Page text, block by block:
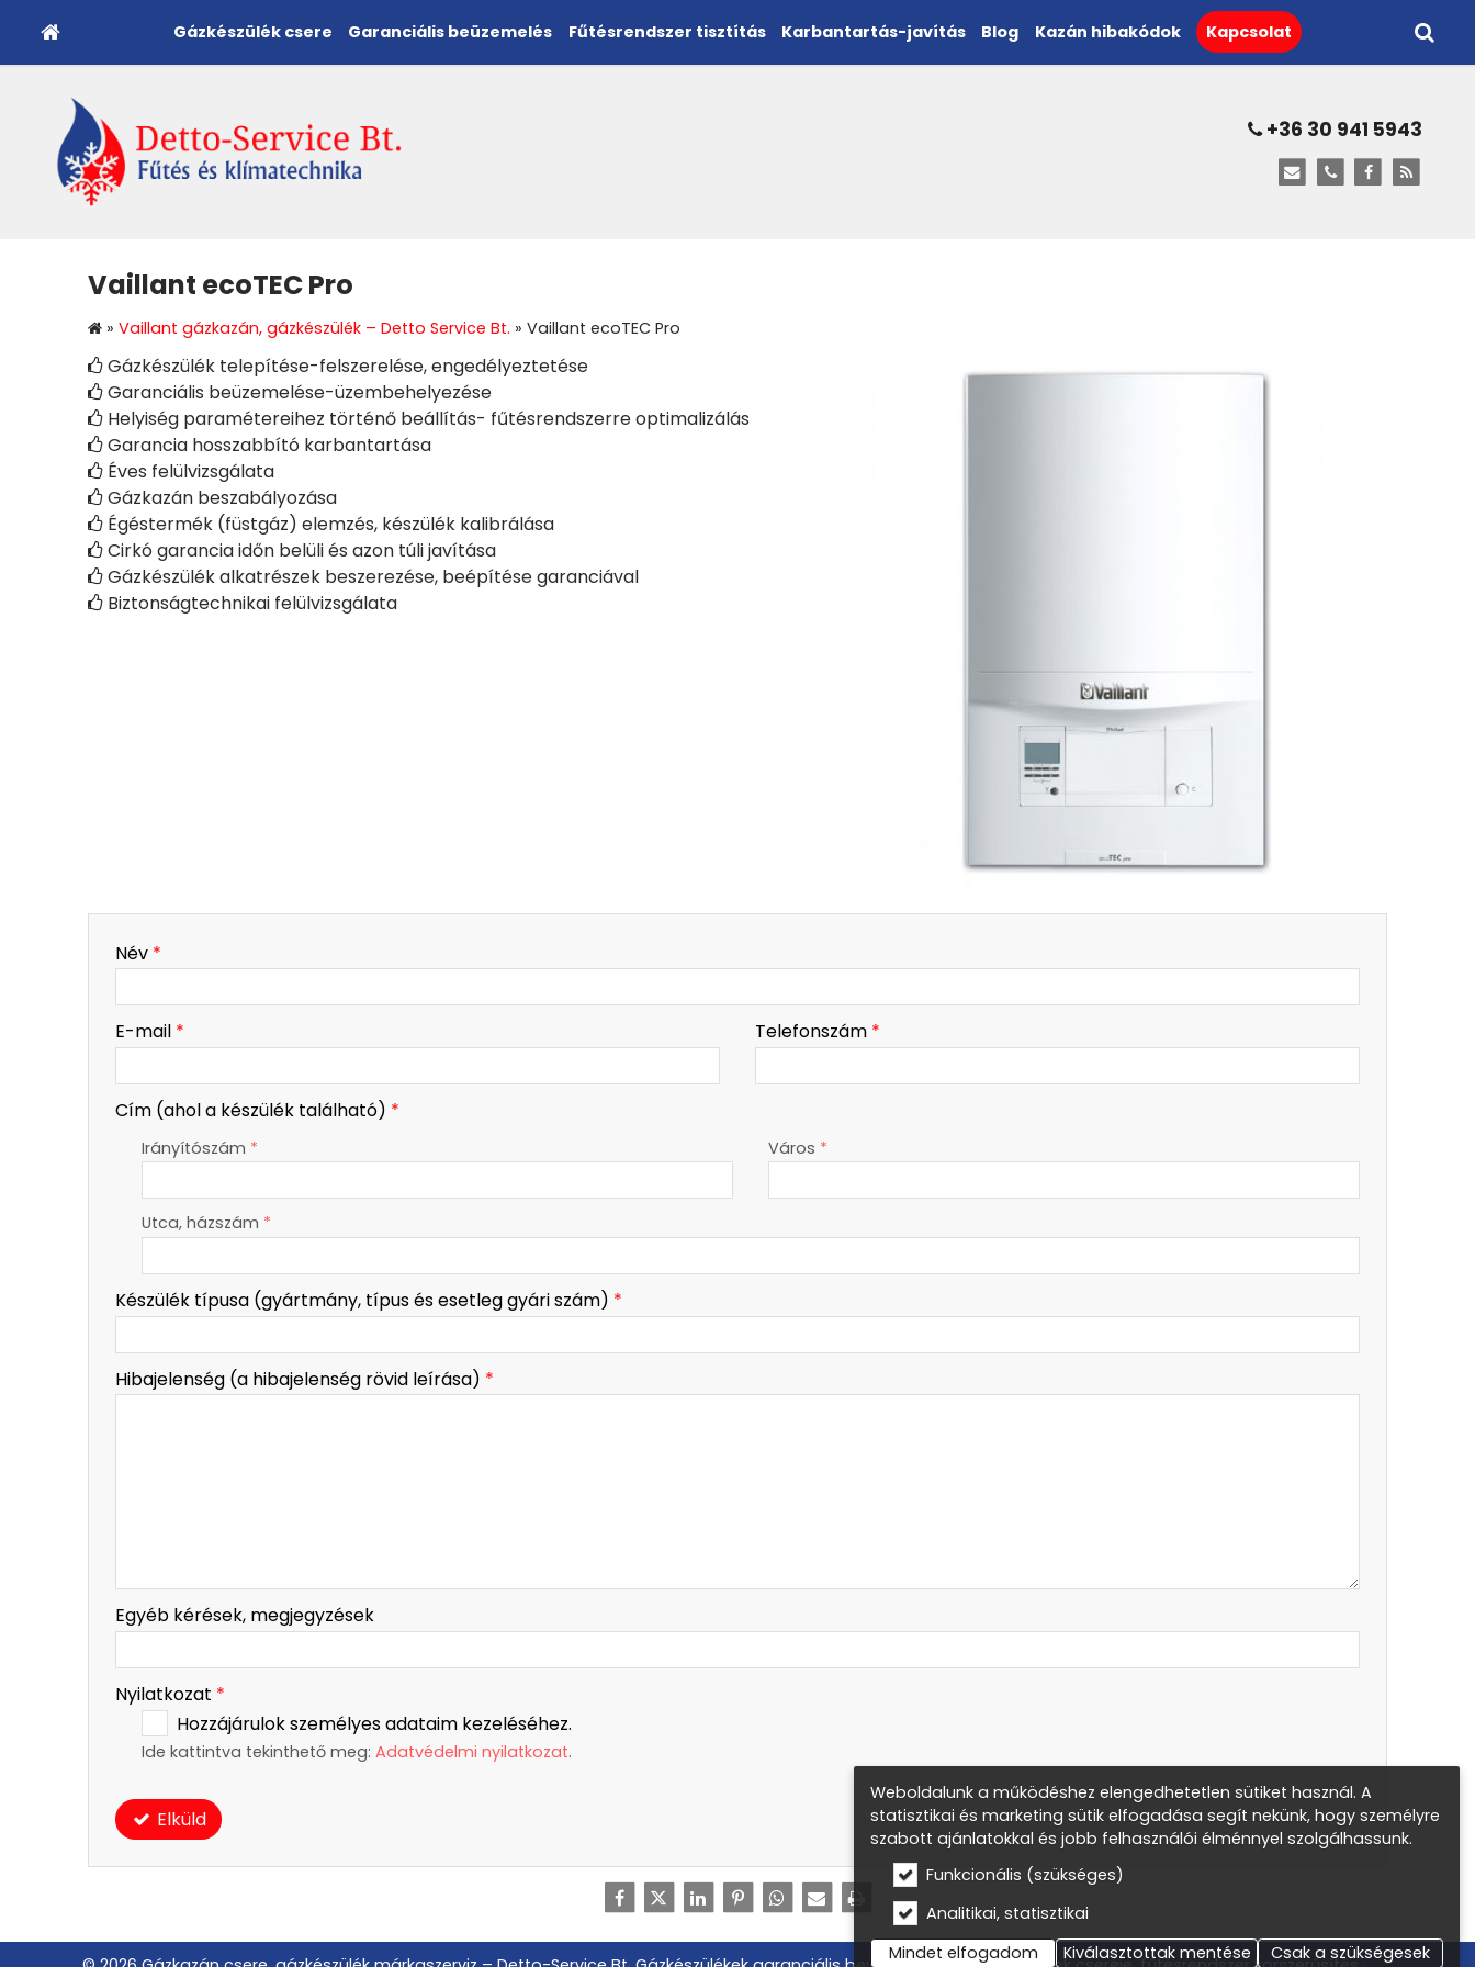
Gázkészülék csere Garanciális beüzemelés Fűtésrendszer tisztítás Karbantartás-javítás Blog Kazán hibakódok Kapcsolat
+36 30 941 5943
Vaillant ecoTEC Pro
» Vaillant gázkazán, gázkészülék – Detto Service Bt. » Vaillant ecoTEC Pro
 Gázkészülék telepítése-felszerelése, engedélyeztetése
 Garanciális beüzemelése-üzembehelyezése
 Helyiség paramétereihez történő beállítás- fűtésrendszerre optimalizálás
 Garancia hosszabbító karbantartása
 Éves felülvizsgálata
 Gázkazán beszabályozása
 Égéstermék (füstgáz) elemzés, készülék kalibrálása
 Cirkó garancia időn belüli és azon túli javítása
 Gázkészülék alkatrészek beszerezése, beépítése garanciával
 Biztonságtechnikai felülvizsgálata
-
-
-
-
Név *
E-mail * Telefonszám *
Cím (ahol a készülék található) *
Irányítószám * Város *
Utca, házszám *
Készülék típusa (gyártmány, típus és esetleg gyári szám) *
Hibajelenség (a hibajelenség rövid leírása) *
Egyéb kérések, megjegyzések
Nyilatkozat *
Hozzájárulok személyes adataim kezeléséhez.
Ide kattintva tekinthető meg: Adatvédelmi nyilatkozat.
Elküld
Weboldalunk a működéshez elengedhetetlen sütiket használ. A
statisztikai és marketing sütik elfogadása segít nekünk, hogy személyre
szabott ajánlatokkal és jobb felhasználói élménnyel szolgálhassunk.
Funkcionális (szükséges)
Analitikai, statisztikai
Mindet elfogadom
Kiválasztottak mentése Csak a szükségesek